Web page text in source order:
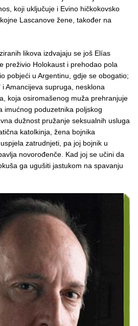
koji uključuje i Evino hičkokovsko
Lascanove žene, također na
likova izdvajaju se još Elías
preživio Holokaust i prehodao pola
pobjeći u Argentinu, gdje se obogatio;
Amancijeva supruga, nesklona
koja osiromašenog muža prehranjuje
imućnog poduzetnika poljskog
dužnost pružanje seksualnih usluga
katolkinja, žena bojnika
zatrudnjeti, pa joj bojnik u
novorođenče. Kad joj se učini da
ga ugušiti jastukom na spavanju